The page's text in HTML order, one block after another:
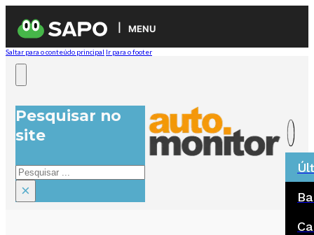
MENU
Saltar para o conteúdo principal Ir para o footer
Pesquisar no
site
Pesquisar
×